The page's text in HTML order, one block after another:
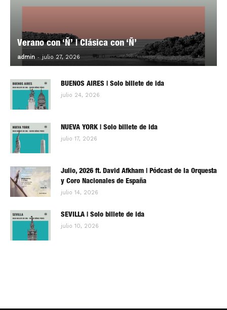
Verano con ‘Ñ’ | Clásica con ‘Ñ’
admin - julio 27, 2026 0
BUENOS AIRES | Solo billete de ida
julio 24, 2026
NUEVA YORK | Solo billete de ida
julio 17, 2026
Julio, 2026 ft. David Afkham | Pódcast de la Orquesta
y Coro Nacionales de España
julio 14, 2026
SEVILLA | Solo billete de ida
julio 10, 2026